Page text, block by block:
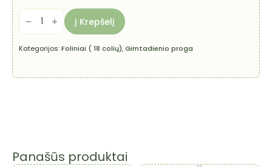
produkto
kiekis:
Happy
Birthday
space
Į Krepšelį
Kategorijos:Foliniai ( 18 colių),Gimtadienio proga
Panašūs produktai